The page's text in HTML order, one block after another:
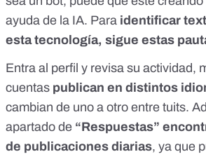
ayuda de la IA. Para identificar
esta tecnología, sigue estas
Entra al perfil y revisa su actividad,
cuentas publican en distintos
cambian de uno a otro entre tuits.
apartado de “Respuestas”
de publicaciones diarias, ya que